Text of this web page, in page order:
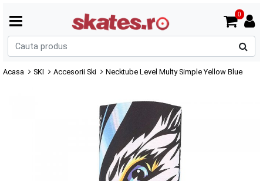
0
Acasa SKI Accesorii Ski Necktube Level Multy Simple Yellow Blue